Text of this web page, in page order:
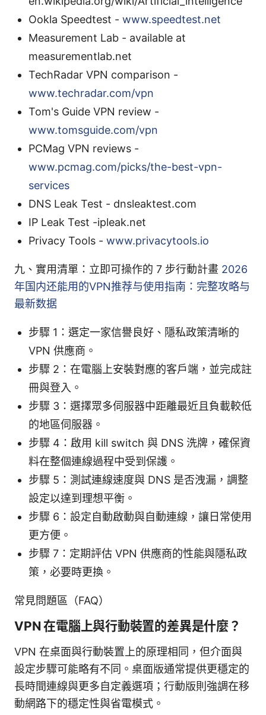
Ookla Speedtest - www.speedtest.net
Measurement Lab - available at
measurementlab.net
TechRadar VPN comparison -
www.techradar.com/vpn
Tom's Guide VPN review -
www.tomsguide.com/vpn
PCMag VPN reviews -
www.pcmag.com/picks/the-best-vpn-
services
DNS Leak Test - dnsleaktest.com
IP Leak Test -ipleak.net
Privacy Tools - www.privacytools.io
九、實用清單：立即可操作的 7 步行動計畫 2026
年国内还能用的VPN推荐与使用指南：完整攻略与
最新数据
步驟 1：選定一家信譽良好、隱私政策清晰的
VPN 供應商。
步驟 2：在電腦上安裝對應的客戶端，並完成註
冊與登入。
步驟 3：選擇眾多伺服器中距離最近且負載較低
的地區伺服器。
步驟 4：啟用 kill switch 與 DNS 洗牌，確保資
料在整個連線過程中受到保護。
步驟 5：測試連線速度與 DNS 是否洩漏，調整
設定以達到理想平衡。
步驟 6：設定自動啟動與自動連線，讓日常使用
更方便。
步驟 7：定期評估 VPN 供應商的性能與隱私政
策，必要時更換。
常見問題區（FAQ）
VPN 在電腦上與行動裝置的差異是什麼？
VPN 在桌面與行動裝置上的原理相同，但介面與
設定步驟可能略有不同。桌面版通常提供更穩定的
長時間連線與更多自定義選項；行動版則強調在移
動網路下的穩定性與省電模式。